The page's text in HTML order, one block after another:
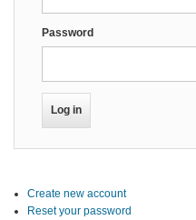
Password
Create new account
Reset your password